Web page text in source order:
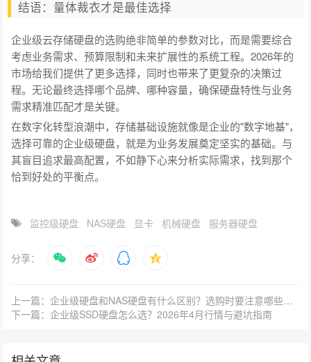
结语：量体裁衣才是最佳选择
企业级云存储硬盘的选购绝非简单的参数对比，而是需要综合
考虑业务需求、预算限制和未来扩展性的系统工程。2026年的
市场给我们提供了更多选择，同时也带来了更复杂的决策过
程。无论最终选择哪个品牌、哪种容量，确保硬盘特性与业务
需求精准匹配才是关键。
在数字化转型浪潮中，存储基础设施就像是企业的"数字地基"，
选择可靠的企业级硬盘，就是为业务发展奠定坚实的基础。与
其盲目追求最高配置，不如静下心来分析实际需求，找到那个
恰到好处的平衡点。
监控级硬盘 NAS硬盘 显卡 机械硬盘 服务器硬盘
分享：
上一篇：企业级硬盘和NAS硬盘有什么区别？选购时要注意哪些参数？
下一篇：企业级SSD硬盘怎么选？2026年4月行情与避坑指南